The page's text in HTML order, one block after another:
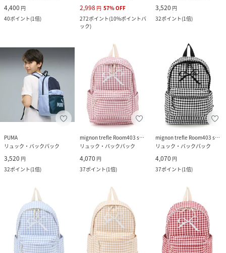
4,400 円
40ポイント(1倍)
2,998 円 57%OFF
272ポイント(10%ポイントバ
ック)
3,520 円
32ポイント(1倍)
PUMA
リュック・バックパック
3,520 円
32ポイント(1倍)
mignon trefle Room403 selected
リュック・バックパック
4,070 円
37ポイント(1倍)
mignon trefle Room403 selected
リュック・バックパック
4,070 円
37ポイント(1倍)